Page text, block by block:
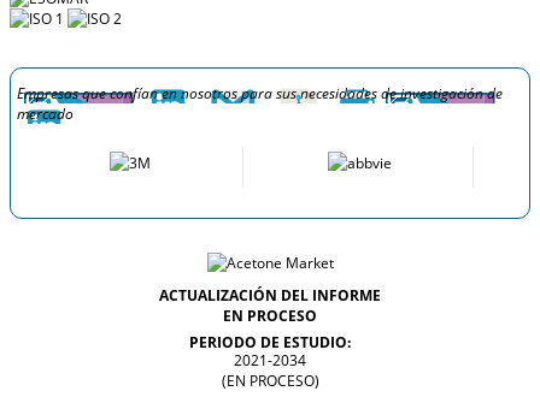
Empresas que confían en nosotros para sus necesidades de investigación de
mercado
ACTUALIZACIÓN DEL INFORME
EN PROCESO
PERIODO DE ESTUDIO:
2021-2034
(EN PROCESO)